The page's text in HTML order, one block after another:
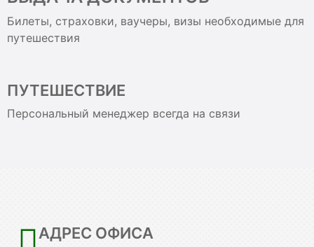
Билеты, страховки, ваучеры, визы необходимые для
путешествия
ПУТЕШЕСТВИЕ
Персональный менеджер всегда на связи
АДРЕС ОФИСА